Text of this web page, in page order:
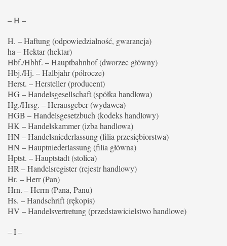
– H –
H. – Haftung (odpowiedzialność, gwarancja)
ha – Hektar (hektar)
Hbf./Hbhf. – Hauptbahnhof (dworzec główny)
Hbj./Hj. – Halbjahr (półrocze)
Herst. – Hersteller (producent)
HG – Handelsgesellschaft (spółka handlowa)
Hg./Hrsg. – Herausgeber (wydawca)
HGB – Handelsgesetzbuch (kodeks handlowy)
HK – Handelskammer (izba handlowa)
HN – Handelsniederlassung (filia przesiębiorstwa)
HN – Hauptniederlassung (filia główna)
Hptst. – Hauptstadt (stolica)
HR – Handelsregister (rejestr handlowy)
Hr. – Herr (Pan)
Hrn. – Herrn (Pana, Panu)
Hs. – Handschrift (rękopis)
HV – Handelsvertretung (przedstawicielstwo handlowe)
– I –